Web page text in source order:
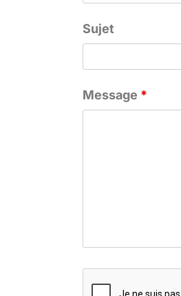
Sujet
Message *